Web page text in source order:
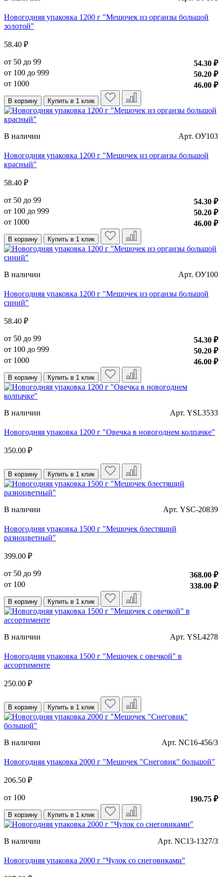
Новогодняя упаковка 1200 г "Мешочек из органзы большой
золотой"
58.40 ₽
от 50 до 99
54.30 ₽
от 100 до 999
50.20 ₽
от 1000
46.00 ₽
В корзину Купить в 1 клик
В наличии Арт. ОУ103
Новогодняя упаковка 1200 г "Мешочек из органзы большой
красный"
58.40 ₽
от 50 до 99
54.30 ₽
от 100 до 999
50.20 ₽
от 1000
46.00 ₽
В корзину Купить в 1 клик
В наличии Арт. ОУ100
Новогодняя упаковка 1200 г "Мешочек из органзы большой
синий"
58.40 ₽
от 50 до 99
54.30 ₽
от 100 до 999
50.20 ₽
от 1000
46.00 ₽
В корзину Купить в 1 клик
В наличии Арт. YSL3533
Новогодняя упаковка 1200 г "Овечка в новогоднем колпачке"
350.00 ₽
В корзину Купить в 1 клик
В наличии Арт. YSC-20839
Новогодняя упаковка 1500 г "Мешочек блестящий
разноцветный"
399.00 ₽
от 50 до 99
368.00 ₽
от 100
338.00 ₽
В корзину Купить в 1 клик
В наличии Арт. YSL4278
Новогодняя упаковка 1500 г "Мешочек с овечкой" в
ассортименте
250.00 ₽
В корзину Купить в 1 клик
В наличии Арт. NC16-456/3
Новогодняя упаковка 2000 г "Мешочек "Снеговик" большой"
206.50 ₽
от 100 190.75 ₽
В корзину Купить в 1 клик
В наличии Арт. NC13-1327/3
Новогодняя упаковка 2000 г "Чулок со снеговиками"